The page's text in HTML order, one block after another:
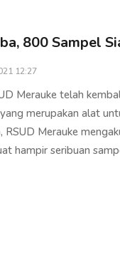
800 Sampel
12:27
Merauke telah
merupakan alat
Merauke
hampir seribuan